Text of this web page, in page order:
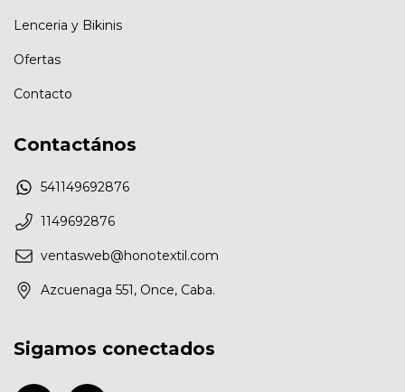
Lenceria y Bikinis
Ofertas
Contacto
Contactános
541149692876
1149692876
ventasweb@honotextil.com
Azcuenaga 551, Once, Caba.
Sigamos conectados